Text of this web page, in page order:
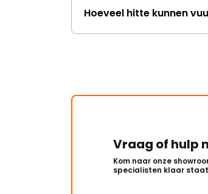
Hoeveel hitte kunnen
Vraag of hulp
Kom naar onze
specialisten klaar